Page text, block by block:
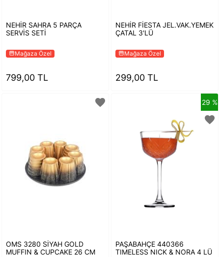
NEHİR SAHRA 5 PARÇA
SERVİS SETİ
storefrontMağaza Özel
799,00 TL
NEHİR FİESTA JEL.VAK.YEMEK
ÇATAL 3'LÜ
storefrontMağaza Özel
299,00 TL
favorite
OMS 3280 SİYAH GOLD
MUFFIN & CUPCAKE 26 CM
29 %
favorite
PAŞABAHÇE 440366
TIMELESS NICK & NORA 4 LÜ